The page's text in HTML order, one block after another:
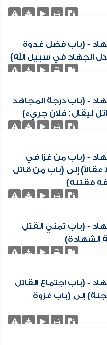
- (باب فضل غدوة
الجهاد في سبيل الله)
- (باب درجة المجاهد
ليقال: فلان جريء)
- (باب من غزا في
عقالاً) إلى (باب من قاتل
فقتله)
- (باب تمني القتل
الشهادة)
- (باب اجتماع القاتل
إلى (باب غزوة